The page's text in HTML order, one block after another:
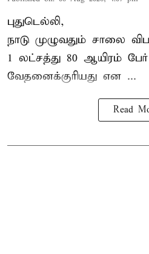
புதுடெல்லி,
நாடு முழுவதும் சாலை
1 லட்சத்து 80 ஆயிரம்
வேதனைக்குரியது என ...
Read